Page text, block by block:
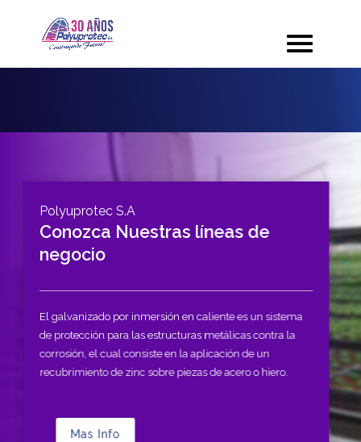
Polyuprotec S.A
Conozca Nuestras líneas de
negocio
El galvanizado por inmersión en caliente es un sistema
de protección para las estructuras metálicas contra la
corrosión, el cual consiste en la aplicación de un
recubrimiento de zinc sobre piezas de acero o hiero.
Mas Info